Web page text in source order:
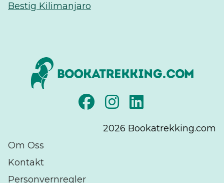
Bestig Kilimanjaro
2026 Bookatrekking.com
Om Oss
Kontakt
Personvernregler